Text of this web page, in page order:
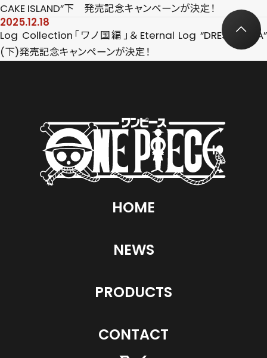
CAKE ISLAND”下 発売記念キャンペーンが決定！
2025.12.18
Log Collection「ワノ国編」＆Eternal Log “DRESS ROSA”
(下)発売記念キャンペーンが決定！
HOME
NEWS
PRODUCTS
CONTACT